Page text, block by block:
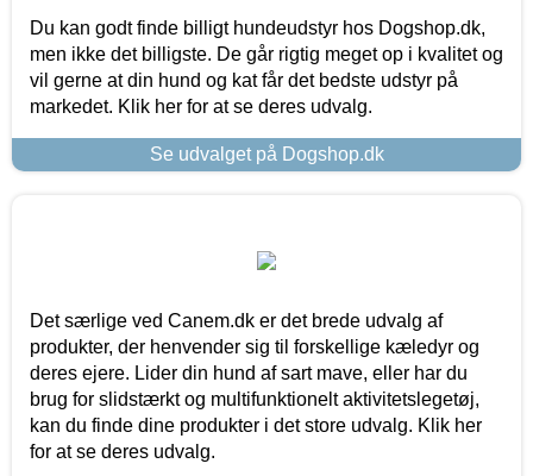
Du kan godt finde billigt hundeudstyr hos Dogshop.dk,
men ikke det billigste. De går rigtig meget op i kvalitet og
vil gerne at din hund og kat får det bedste udstyr på
markedet. Klik her for at se deres udvalg.
Se udvalget på Dogshop.dk
Det særlige ved Canem.dk er det brede udvalg af
produkter, der henvender sig til forskellige kæledyr og
deres ejere. Lider din hund af sart mave, eller har du
brug for slidstærkt og multifunktionelt aktivitetslegetøj,
kan du finde dine produkter i det store udvalg. Klik her
for at se deres udvalg.